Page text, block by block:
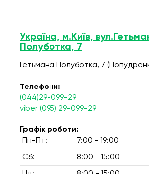
Україна, м.Київ,
Полуботка, 7
Гетьмана Полуботка, 7
Телефони:
(044)29-099-29
viber (095) 29-099-29
Графік роботи:
Пн-Пт:
7:00 - 19:00
Сб: 8:00 - 15:00